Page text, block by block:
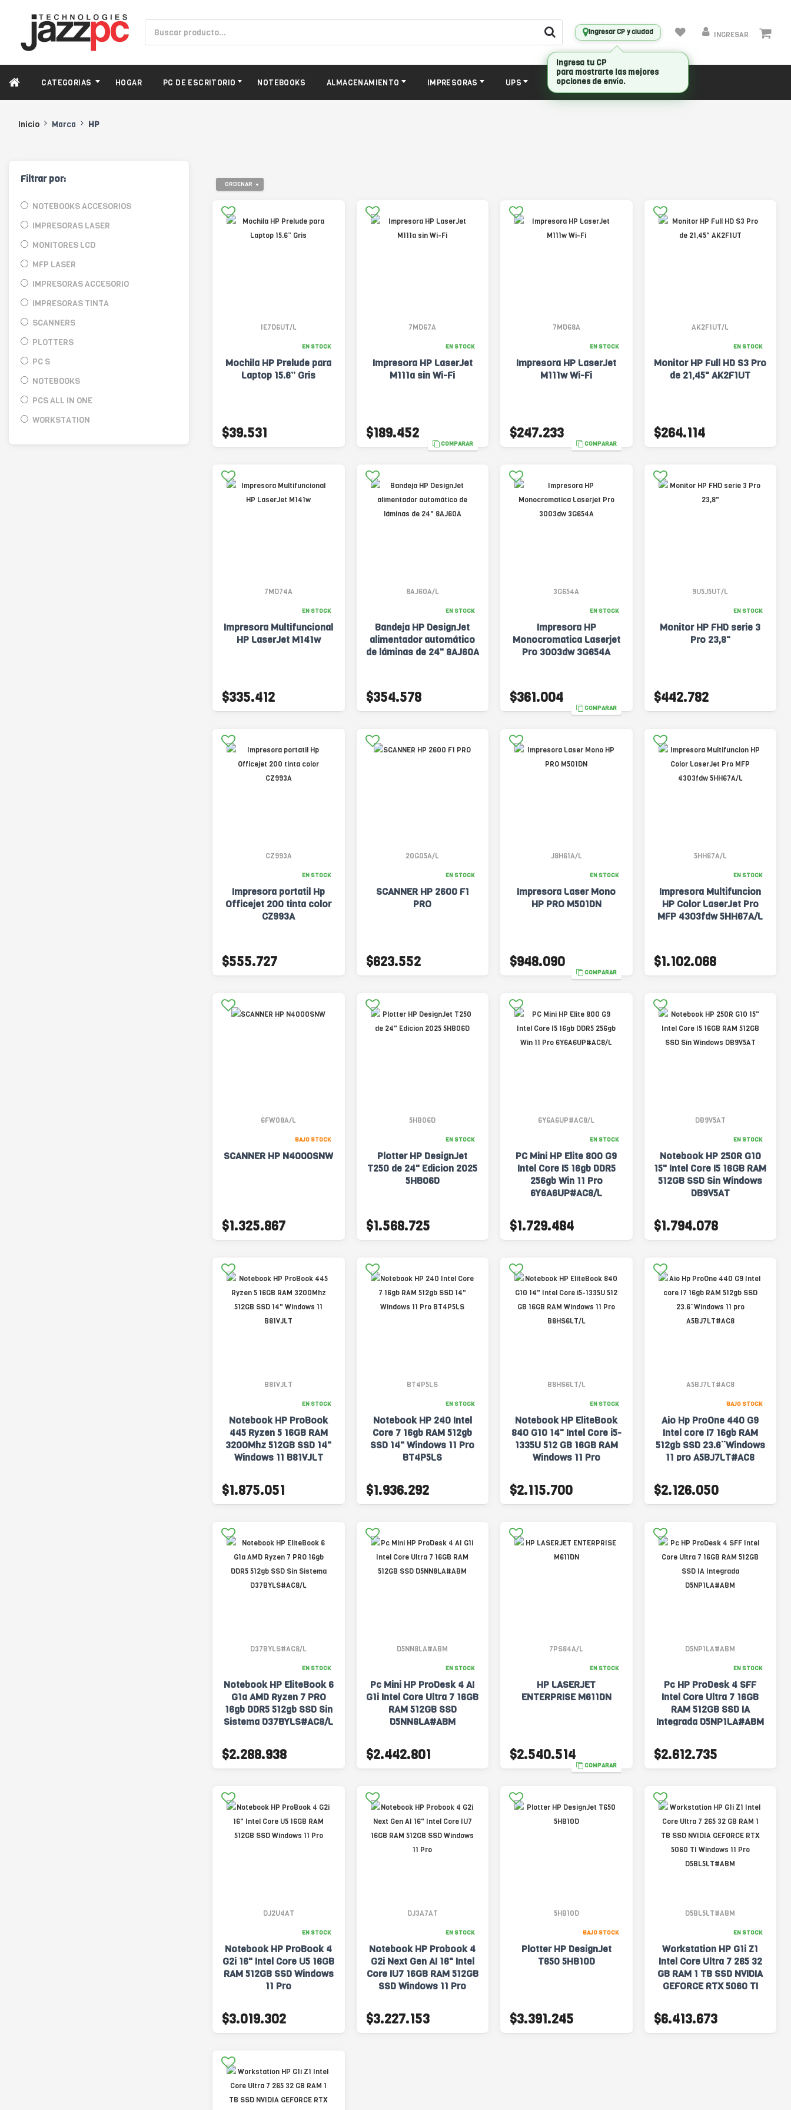
Ingresar CP y ciudad INGRESAR
CATEGORIAS HOGAR PC DE ESCRITORIO NOTEBOOKS ALMACENAMIENTO IMPRESORAS UPS CONECTIVIDAD
Inicio Marca HP
Filtrar por:
NOTEBOOKS ACCESORIOS
IMPRESORAS LASER
MONITORES LCD
MFP LASER
IMPRESORAS ACCESORIO
IMPRESORAS TINTA
SCANNERS
PLOTTERS
PC S
NOTEBOOKS
PCS ALL IN ONE
WORKSTATION
ORDENAR
1E7D6UT/L
EN STOCK
Mochila HP Prelude para
Laptop 15.6” Gris
$39.531
7MD67A
EN STOCK
Impresora HP LaserJet
M111a sin Wi-Fi
$189.452
COMPARAR
7MD68A
EN STOCK
Impresora HP LaserJet
M111w Wi-Fi
$247.233
COMPARAR
AK2F1UT/L
EN STOCK
Monitor HP Full HD S3 Pro
de 21,45" AK2F1UT
$264.114
7MD74A
EN STOCK
Impresora Multifuncional
HP LaserJet M141w
$335.412
8AJ60A/L
EN STOCK
Bandeja HP DesignJet
alimentador automático
de láminas de 24" 8AJ60A
$354.578
3G654A
EN STOCK
Impresora HP
Monocromatica Laserjet
Pro 3003dw 3G654A
$361.004
COMPARAR
9U5J5UT/L
EN STOCK
Monitor HP FHD serie 3
Pro 23,8"
$442.782
CZ993A
EN STOCK
Impresora portatil Hp
Officejet 200 tinta color
CZ993A
$555.727
20G05A/L
EN STOCK
SCANNER HP 2600 F1
PRO
$623.552
J8H61A/L
EN STOCK
Impresora Laser Mono
HP PRO M501DN
$948.090
COMPARAR
5HH67A/L
EN STOCK
Impresora Multifuncion
HP Color LaserJet Pro
MFP 4303fdw 5HH67A/L
$1.102.068
6FW08A/L
BAJO STOCK
SCANNER HP N4000SNW
$1.325.867
5HB06D
EN STOCK
Plotter HP DesignJet
T250 de 24" Edicion 2025
5HB06D
$1.568.725
6Y6A6UP#AC8/L
EN STOCK
PC Mini HP Elite 800 G9
Intel Core I5 16gb DDR5
256gb Win 11 Pro
6Y6A6UP#AC8/L
$1.729.484
DB9V5AT
EN STOCK
Notebook HP 250R G10
15" Intel Core I5 16GB RAM
512GB SSD Sin Windows
DB9V5AT
$1.794.078
B81VJLT
EN STOCK
Notebook HP ProBook
445 Ryzen 5 16GB RAM
3200Mhz 512GB SSD 14"
Windows 11 B81VJLT
$1.875.051
BT4P5LS
EN STOCK
Notebook HP 240 Intel
Core 7 16gb RAM 512gb
SSD 14" Windows 11 Pro
BT4P5LS
$1.936.292
B8HS6LT/L
EN STOCK
Notebook HP EliteBook
840 G10 14" Intel Core i5-
1335U 512 GB 16GB RAM
Windows 11 Pro
$2.115.700
A5BJ7LT#AC8
BAJO STOCK
Aio Hp ProOne 440 G9
Intel core I7 16gb RAM
512gb SSD 23.6¨Windows
11 pro A5BJ7LT#AC8
$2.126.050
D37BYLS#AC8/L
EN STOCK
Notebook HP EliteBook 6
G1a AMD Ryzen 7 PRO
16gb DDR5 512gb SSD Sin
Sistema D37BYLS#AC8/L
$2.288.938
D5NN8LA#ABM
EN STOCK
Pc Mini HP ProDesk 4 AI
G1i Intel Core Ultra 7 16GB
RAM 512GB SSD
D5NN8LA#ABM
$2.442.801
7PS84A/L
EN STOCK
HP LASERJET
ENTERPRISE M611DN
$2.540.514
COMPARAR
D5NP1LA#ABM
EN STOCK
Pc HP ProDesk 4 SFF
Intel Core Ultra 7 16GB
RAM 512GB SSD IA
Integrada D5NP1LA#ABM
$2.612.735
DJ2U4AT
EN STOCK
Notebook HP ProBook 4
G2i 16" Intel Core U5 16GB
RAM 512GB SSD Windows
11 Pro
$3.019.302
DJ3A7AT
EN STOCK
Notebook HP Probook 4
G2i Next Gen AI 16" Intel
Core IU7 16GB RAM 512GB
SSD Windows 11 Pro
$3.227.153
5HB10D
BAJO STOCK
Plotter HP DesignJet
T650 5HB10D
$3.391.245
D5BL5LT#ABM
EN STOCK
Workstation HP G1i Z1
Intel Core Ultra 7 265 32
GB RAM 1 TB SSD NVIDIA
GEFORCE RTX 5060 TI
D5BL5LT#ABM
$6.413.673